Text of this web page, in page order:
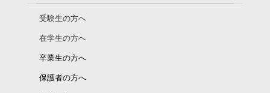
受験生の方へ
在学生の方へ
卒業生の方へ
保護者の方へ